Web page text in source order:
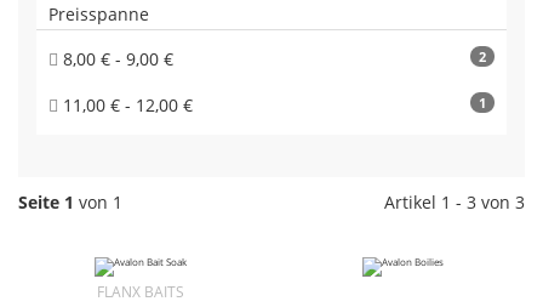
Preisspanne
2
8,00 € - 9,00 €
1
11,00 € - 12,00 €
Seite 1 von 1 Artikel 1 - 3 von 3
FLANX BAITS